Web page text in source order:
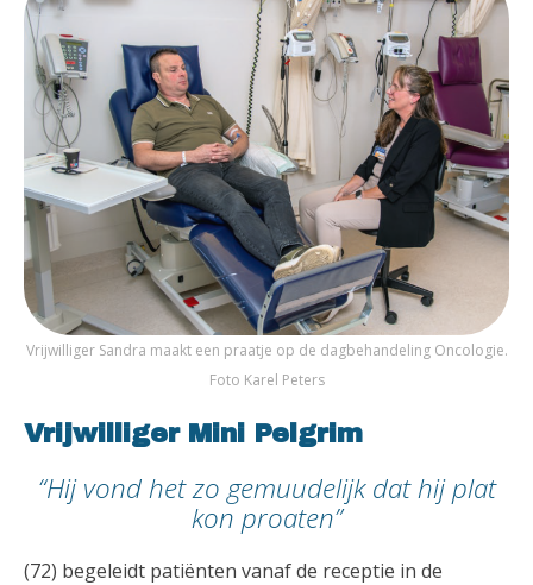
Vrijwilliger Sandra maakt een praatje op de dagbehandeling Oncologie.
Foto Karel Peters
Vrijwilliger Mini Pelgrim
“Hij vond het zo gemuudelijk dat hij plat
kon proaten”
(72) begeleidt patiënten vanaf de receptie in de